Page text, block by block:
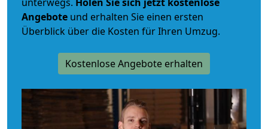
Angebote und erhalten Sie einen ersten
Überblick über die Kosten für Ihren Umzug.
Kostenlose Angebote erhalten